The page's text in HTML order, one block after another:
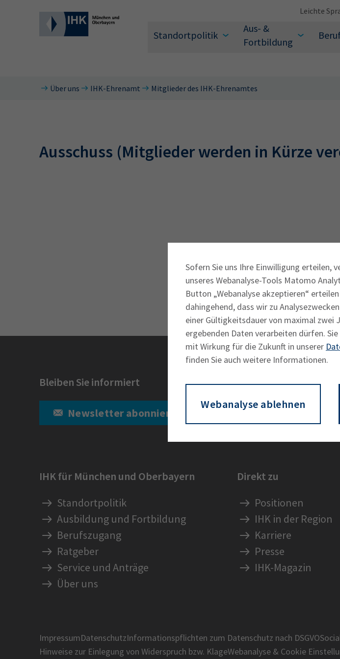
Standortpolitik
Aus- &
Fortbildung
Leichte
Wirtschaftsfachwirt
34f
Betriebswirt Prüfbericht
Sofern Sie uns Ihre Einwilligung erteilen,
unseres Webanalyse-Tools Matomo
Button „Webanalyse akzeptieren“
dahingehend, dass wir zu
einer Gültigkeitsdauer von maximal zwei
ergebenden Daten verarbeiten dürfen.
mit Wirkung für die Zukunft in unserer
finden Sie auch weitere Informationen.
Webanalyse ablehnen
Über uns IHK-Ehrenamt Mitglieder des IHK-Ehrenamtes
Ausschuss (Mitglieder werden in Kürze
Bleiben Sie informiert
Newsletter abonnieren
Vernetzen Sie sich mit
IHK für München und Oberbayern
Standortpolitik
Ausbildung und Fortbildung
Berufszugang
Ratgeber
Service und Anträge
Über uns
Direkt zu
Positionen
IHK in der Region
Karriere
Presse
IHK-Magazin
ImpressumDatenschutzInformationspflichten zum Datenschutz nach DSGVO
Hinweise zur Einlegung von Widerspruch bzw. KlageWebanalyse & Cookie